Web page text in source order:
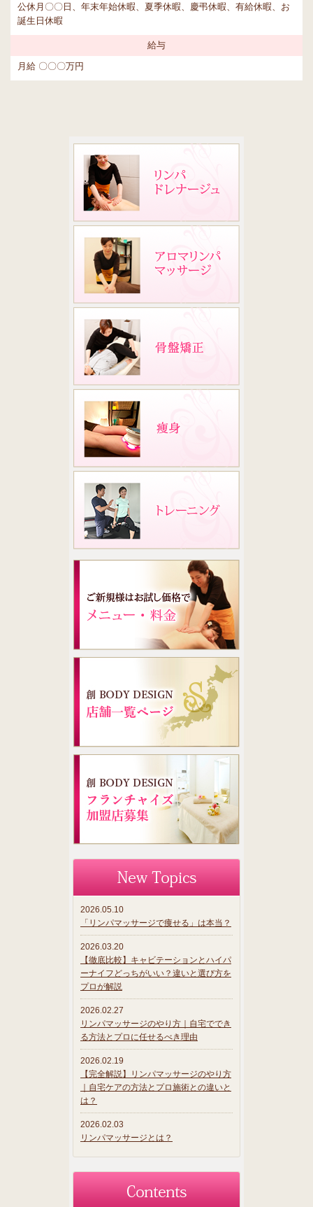
公休月〇〇日、年末年始休暇、夏季休暇、慶弔休暇、有給休暇、お
誕生日休暇
給与
月給 〇〇〇万円
2026.05.10
「リンパマッサージで痩せる」は本当？
2026.03.20
【徹底比較】キャビテーションとハイパ
ーナイフどっちがいい？違いと選び方を
プロが解説
2026.02.27
リンパマッサージのやり方｜自宅ででき
る方法とプロに任せるべき理由
2026.02.19
【完全解説】リンパマッサージのやり方
｜自宅ケアの方法とプロ施術との違いと
は？
2026.02.03
リンパマッサージとは？